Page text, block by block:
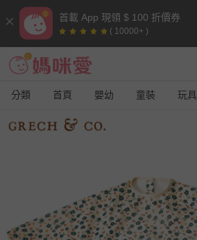
首載 App 現領 $ 100 折價券
( 10000+ )
分類 首頁 嬰幼 童裝 玩具